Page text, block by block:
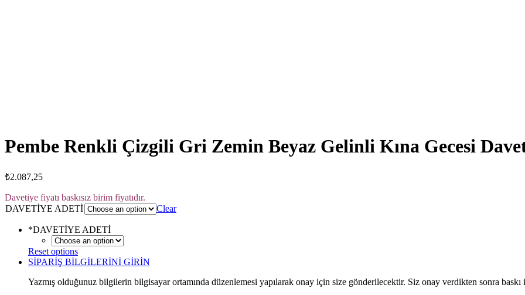
Pembe Renkli Çizgili Gri Zemin Beyaz Gelinli Kına Gecesi
₺2.087,25
Davetiye fiyatı baskısız birim fiyatıdır.
DAVETİYE ADETİ
Clear
*DAVETİYE ADETİ
Reset options
SİPARİŞ BİLGİLERİNİ GİRİN
Yazmış olduğunuz bilgilerin bilgisayar ortamında düzenlemesi yapılarak onay için size gönderilecektir. Siz onay verdikten sonra baskı